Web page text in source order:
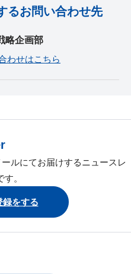
るお問い合わせ先
略企画部
わせはこちら
ルにてお届けするニュースレ
。
録をする